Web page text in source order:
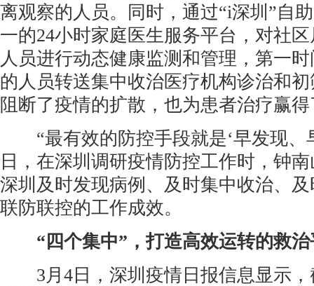
离观察的人员。同时，通过“i深圳”自
一的24小时家庭医生服务平台，对社
人员进行动态健康监测和管理，第一
的人员转送集中收治医疗机构诊治和
阻断了疫情的扩散，也为患者治疗赢
“最有效的防控手段就是‘早发现、
日，在深圳调研疫情防控工作时，钟
深圳及时发现病例、及时集中收治、
联防联控的工作成效。
“四个集中”，打造高效运转的救
3月4日，深圳疫情日报信息显示，